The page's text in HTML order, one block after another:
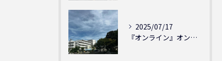
2025/07/17
『オンライン』オンラインの会員様大募集中！シェリー・アーツ音...